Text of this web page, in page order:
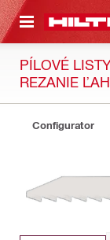
HLAVNÝ OBSAH
PÍLOVÉ
REZANIE
Configurator